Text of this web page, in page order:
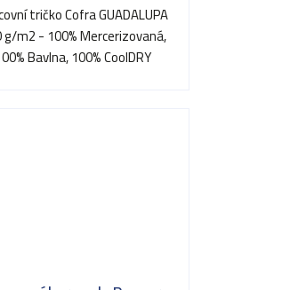
tričko Cofra GUADALUPA
g/m2 - 100% Mercerizovaná,
Bavlna, 100% CoolDRY